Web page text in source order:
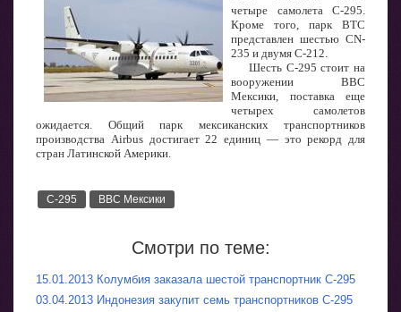
четыре самолета C-295.
Кроме того, парк ВТС
представлен шестью CN-
235 и двумя C-212.
Шесть C-295 стоит на
вооружении ВВС
Мексики, поставка еще
четырех самолетов
ожидается. Общий парк мексиканских транспортников
производства Airbus достигает 22 единиц — это рекорд для
стран Латинской Америки.
C-295 ВВС Мексики
Смотри по теме:
15.01.2013 Колумбия заказала шестой транспортник C-295
03.04.2013 Индонезия закупит семь транспортников C-295